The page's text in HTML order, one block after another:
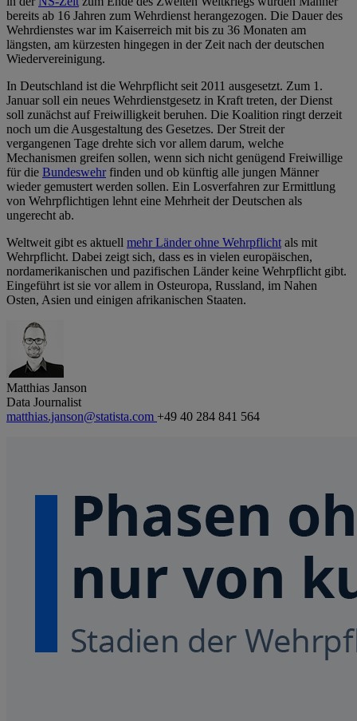
bereits ab 16 Jahren zum Wehrdienst herangezogen. Die Dauer des
Wehrdienstes war im Kaiserreich mit bis zu 36 Monaten am
längsten, am kürzesten hingegen in der Zeit nach der deutschen
Wiedervereinigung.
In Deutschland ist die Wehrpflicht seit 2011 ausgesetzt. Zum 1.
Januar soll ein neues Wehrdienstgesetz in Kraft treten, der Dienst
soll zunächst auf Freiwilligkeit beruhen. Die Koalition ringt derzeit
noch um die Ausgestaltung des Gesetzes. Der Streit der
vergangenen Tage drehte sich vor allem darum, welche
Mechanismen greifen sollen, wenn sich nicht genügend Freiwillige
für die Bundeswehrfinden und ob künftig alle jungen Männer
wieder gemustert werden sollen. Ein Losverfahren zur Ermittlung
von Wehrpflichtigen lehnt eine Mehrheit der Deutschen als
ungerecht ab.
Weltweit gibt es aktuell mehr Länder ohne Wehrpflichtals mit
Wehrpflicht. Dabei zeigt sich, dass es in vielen europäischen,
nordamerikanischen und pazifischen Länder keine Wehrpflicht gibt.
Eingeführt ist sie vor allem in Osteuropa, Russland, im Nahen
Osten, Asien und einigen afrikanischen Staaten.
Matthias Janson
Data Journalist
matthias.janson@statista.com +49 40 284 841 564